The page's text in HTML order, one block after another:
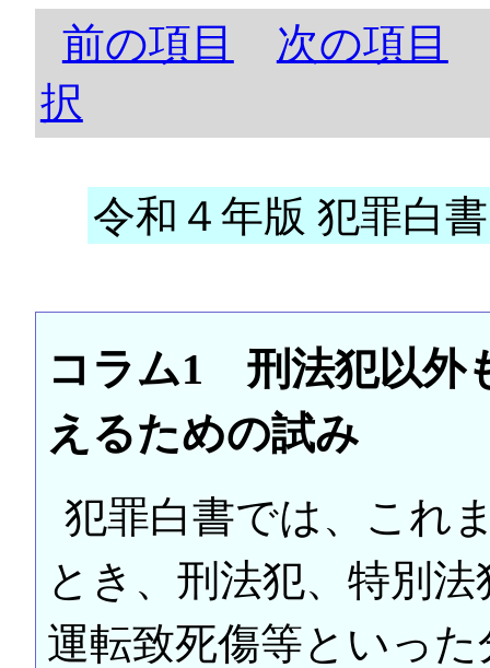
前の項目
次の項目
択
令和４年版 犯罪白
コラム1 刑法犯以外
えるための試み
犯罪白書では、これ
とき、刑法犯、特別
運転致死傷等といっ